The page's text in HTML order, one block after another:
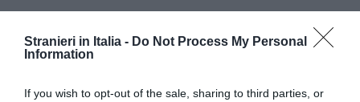
Stranieri in Italia - Do Not Process My Personal
Information
If you wish to opt-out of the sale, sharing to third parties, or